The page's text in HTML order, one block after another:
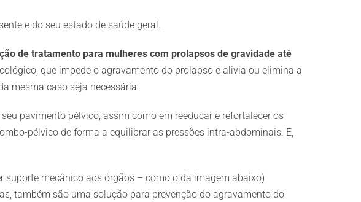
e do seu estado de saúde geral.
de tratamento para mulheres com prolapsos de gravidade até
que impede o agravamento do prolapso e alivia ou elimina a
mesma caso seja necessária.
pavimento pélvico, assim como em reeducar e refortalecer os
pélvico de forma a equilibrar as pressões intra-abdominais. E,
mecânico aos órgãos – como o da imagem abaixo)
também são uma solução para prevenção do agravamento do